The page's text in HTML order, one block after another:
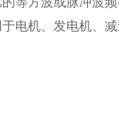
电机、发电机、减